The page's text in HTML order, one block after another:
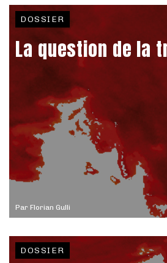
Par Florian Gulli
DOSSIER
La question de la
DOSSIER